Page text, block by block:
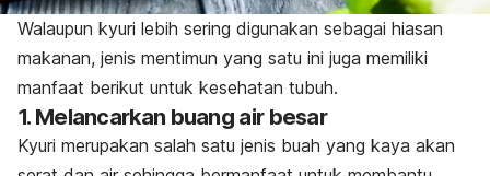
Walaupun kyuri lebih sering digunakan sebagai hiasan
makanan, jenis mentimun yang satu ini juga memiliki
manfaat berikut untuk kesehatan tubuh.
1. Melancarkan buang air besar
Kyuri merupakan salah satu jenis buah yang kaya akan